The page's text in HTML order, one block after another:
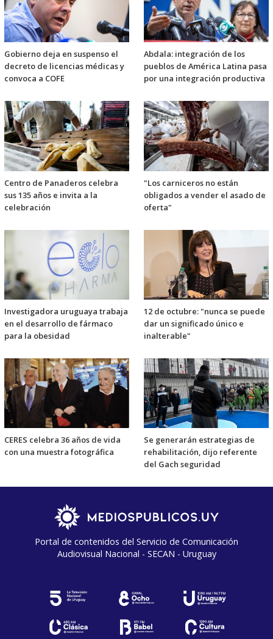
Gobierno deja en suspenso el
decreto de licencias médicas y
convoca a COFE
Abdala: integración de los
pueblos de América Latina pasa
por una integración productiva
Centro de Panaderos celebra
sus 135 años e invita a la
celebración
"Los carniceros no están
obligados a vender el asado de
oferta"
Investigadora uruguaya trabaja
en el desarrollo de fármaco
para la obesidad
12 de octubre: "nunca se puede
dar un significado único e
inalterable"
CERES celebra 36 años de vida
con una muestra fotográfica
Se generarán estrategias de
rehabilitación, dijo referente
del Gach seguridad
Portal de contenidos del Servicio de Comunicación
Audiovisual Nacional - SECAN - Uruguay